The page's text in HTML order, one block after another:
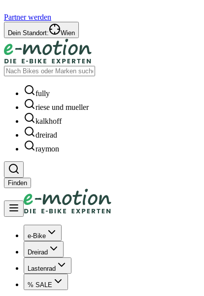
Partner werden
Dein Standort: Wien
fully
riese und mueller
kalkhoff
dreirad
raymon
Finden
e-Bike
Dreirad
Lastenrad
% SALE